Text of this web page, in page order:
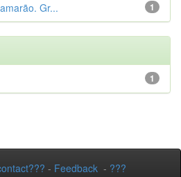
1
Gr...
1
- Feedback - ???